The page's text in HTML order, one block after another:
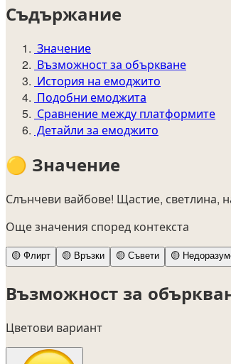
Съдържание
Значение
Възможност за объркване
История на емоджито
Подобни емоджита
Сравнение между платформите
Детайли за емоджито
🟡 Значение
Слънчеви вайбове! Щастие, светлина,
Още значения според контекста
🟡 Флирт 🟡 Връзки 🟡 Съвети 🟡
Възможност за
Цветови вариант